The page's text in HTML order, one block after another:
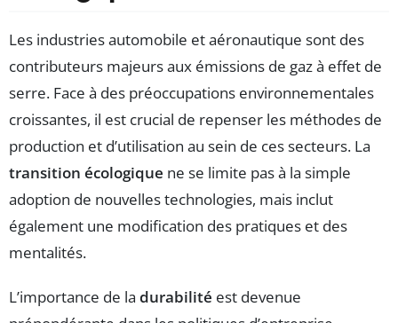
Les industries automobile et aéronautique sont des
contributeurs majeurs aux émissions de gaz à effet de
serre. Face à des préoccupations environnementales
croissantes, il est crucial de repenser les méthodes de
production et d’utilisation au sein de ces secteurs. La
transition écologique ne se limite pas à la simple
adoption de nouvelles technologies, mais inclut
également une modification des pratiques et des
mentalités.
L’importance de la durabilité est devenue